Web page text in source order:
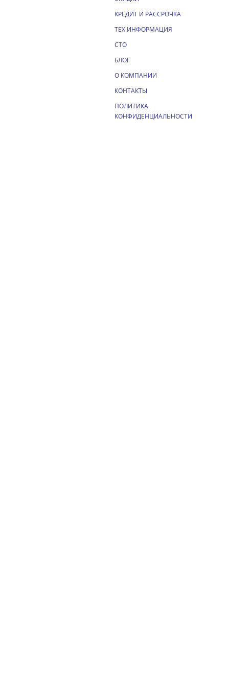
КРЕДИТ И РАССРОЧКА
ТЕХ.ИНФОРМАЦИЯ
СТО
БЛОГ
О КОМПАНИИ
КОНТАКТЫ
ПОЛИТИКА
КОНФИДЕНЦИАЛЬНОСТИ